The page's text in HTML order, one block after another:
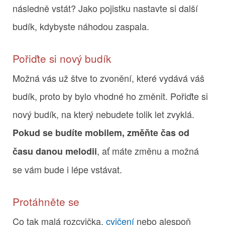
následně vstát? Jako pojistku nastavte si další
budík, kdybyste náhodou zaspala.
Pořiďte si nový budík
Možná vás už štve to zvonění, které vydává váš
budík, proto by bylo vhodné ho změnit. Pořiďte si
nový budík, na který nebudete tolik let zvyklá.
Pokud se budíte mobilem, změňte čas od
času danou melodii, ať máte změnu a možná
se vám bude i lépe vstávat.
Protáhněte se
Co tak malá rozcvička, cvičenínebo alespoň